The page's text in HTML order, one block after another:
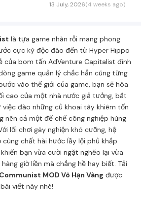
13 July, 2026(4 weeks ago)
là tựa game nhàn rỗi mang phong
cực kỳ độc đáo đến từ Hyper Hippo
của bom tấn AdVenture Capitalist đình
game quản lý chắc hẳn cũng từng
vào thế giới của game, bạn sẽ hóa
cao của một nhà nước giả tưởng, bắt
đào những củ khoai tây khiêm tốn
nên cả một đế chế công nghiệp hùng
lối chơi gây nghiện khó cưỡng, hệ
chất hài hước lầy lội phủ khắp
bạn vừa cười ngặt nghẽo lại vừa
giờ liền mà chẳng hề hay biết. Tải
MOD Vô Hạn Vàng được
viết này nhé!